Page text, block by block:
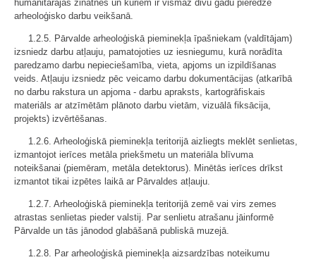
humanitārajās zinātnēs un kuriem ir vismaz divu gadu pieredze
arheoloģisko darbu veikšanā.
1.2.5. Pārvalde arheoloģiskā pieminekļa īpašniekam (valdītājam)
izsniedz darbu atļauju, pamatojoties uz iesniegumu, kurā norādīta
paredzamo darbu nepieciešamība, vieta, apjoms un izpildīšanas
veids. Atļauju izsniedz pēc veicamo darbu dokumentācijas (atkarībā
no darbu rakstura un apjoma - darbu apraksts, kartogrāfiskais
materiāls ar atzīmētām plānoto darbu vietām, vizuālā fiksācija,
projekts) izvērtēšanas.
1.2.6. Arheoloģiskā pieminekļa teritorijā aizliegts meklēt senlietas,
izmantojot ierīces metāla priekšmetu un materiāla blīvuma
noteikšanai (piemēram, metāla detektorus). Minētās ierīces drīkst
izmantot tikai izpētes laikā ar Pārvaldes atļauju.
1.2.7. Arheoloģiskā pieminekļa teritorijā zemē vai virs zemes
atrastas senlietas pieder valstij. Par senlietu atrašanu jāinformē
Pārvalde un tās jānodod glabāšanā publiskā muzejā.
1.2.8. Par arheoloģiskā pieminekļa aizsardzības noteikumu